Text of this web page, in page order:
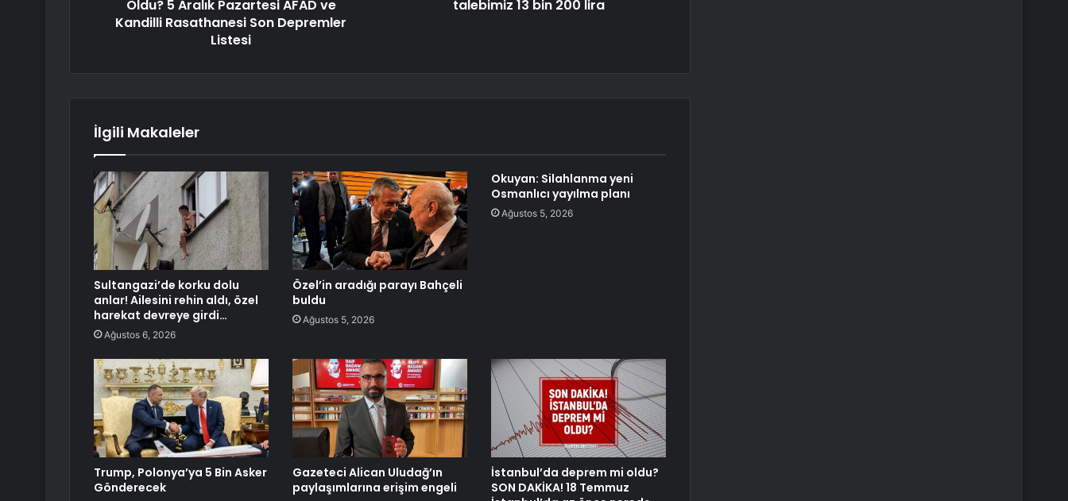
Oldu? 5 Aralık Pazartesi AFAD ve
Kandilli Rasathanesi Son Depremler
Listesi
talebimiz 13 bin 200 lira
İlgili Makaleler
Sultangazi’de korku dolu
anlar! Ailesini rehin aldı, özel
harekat devreye girdi…
Ağustos 6, 2026
Özel’in aradığı parayı Bahçeli
buldu
Ağustos 5, 2026
Okuyan: Silahlanma yeni
Osmanlıcı yayılma planı
Ağustos 5, 2026
Trump, Polonya’ya 5 Bin Asker
Gönderecek
Gazeteci Alican Uludağ’ın
paylaşımlarına erişim engeli
İstanbul’da deprem mi oldu?
SON DAKİKA! 18 Temmuz